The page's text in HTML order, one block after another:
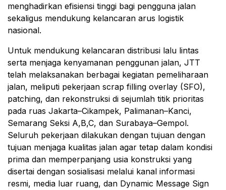
menghadirkan efisiensi tinggi bagi pengguna jalan
sekaligus mendukung kelancaran arus logistik
nasional.
Untuk mendukung kelancaran distribusi lalu lintas
serta menjaga kenyamanan penggunan jalan, JTT
telah melaksanakan berbagai kegiatan pemeliharaan
jalan, meliputi pekerjaan scrap filling overlay (SFO),
patching, dan rekonstruksi di sejumlah titik prioritas
pada ruas Jakarta–Cikampek, Palimanan–Kanci,
Semarang Seksi A,B,C, dan Surabaya–Gempol.
Seluruh pekerjaan dilakukan dengan tujuan dengan
tujuan menjaga kualitas jalan agar tetap dalam kondisi
prima dan memperpanjang usia konstruksi yang
disertai dengan sosialisasi melalui kanal informasi
resmi, media luar ruang, dan Dynamic Message Sign